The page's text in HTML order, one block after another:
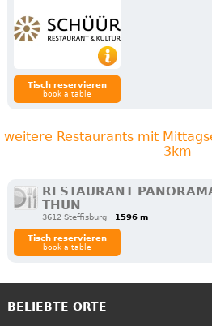
Tisch reservieren
book a table
weitere Restaurants mit
3km
RESTAURANT
THUN
3612 Steffisburg 1596 m
Tisch reservieren
book a table
BELIEBTE ORTE